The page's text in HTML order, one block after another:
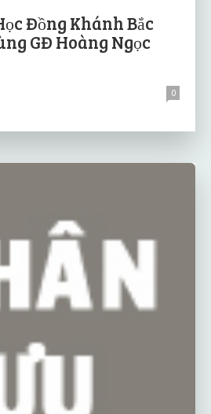
Đồng Khánh Bắc
GĐ Hoàng Ngọc
0